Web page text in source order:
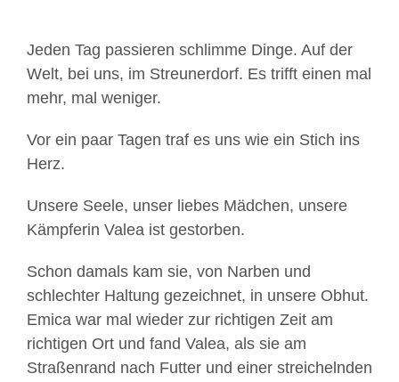
Jeden Tag passieren schlimme Dinge. Auf der
Welt, bei uns, im Streunerdorf. Es trifft einen mal
mehr, mal weniger.
Vor ein paar Tagen traf es uns wie ein Stich ins
Herz.
Unsere Seele, unser liebes Mädchen, unsere
Kämpferin Valea ist gestorben.
Schon damals kam sie, von Narben und
schlechter Haltung gezeichnet, in unsere Obhut.
Emica war mal wieder zur richtigen Zeit am
richtigen Ort und fand Valea, als sie am
Straßenrand nach Futter und einer streichelnden